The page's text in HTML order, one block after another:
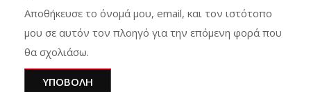
Αποθήκευσε το όνομά μου, email, και τον ιστότοπο
μου σε αυτόν τον πλοηγό για την επόμενη φορά που
θα σχολιάσω.